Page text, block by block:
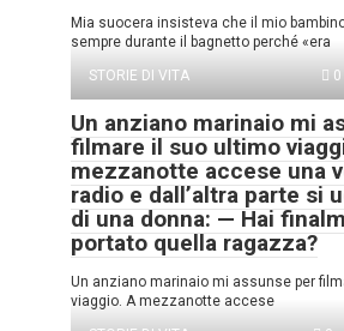
Mia suocera insisteva che il mio
sempre durante il bagnetto perché «era
STORIE DI VITA
0
Un anziano marinaio mi
filmare il suo ultimo
mezzanotte accese una
radio e dall’altra parte si
di una donna: — Hai
portato quella ragazza?
Un anziano marinaio mi assunse per
viaggio. A mezzanotte accese